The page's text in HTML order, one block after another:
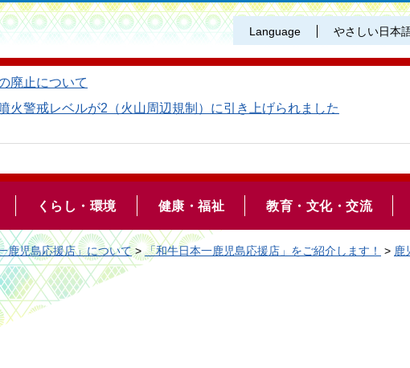
Language やさしい日本
廃止について
火警戒レベルが2（火山周辺規制）に引き上げられました
くらし・環境 健康・福祉 教育・文化・交流
鹿児島応援店」について> 「和牛日本一鹿児島応援店」をご紹介します！ > 鹿